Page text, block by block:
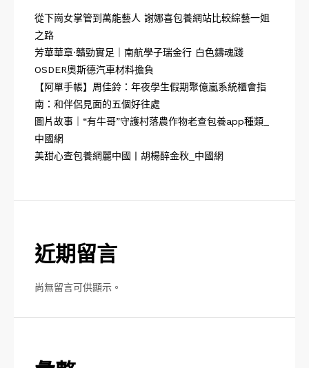
從下崗女掌管到萬能藝人 謝娜喜包養網站比較綜藝一姐
之路
芳華華章·贛勁實足｜南航學子瑞金行 白色鑄魂踐
OSDER奧斯德汽車材料擔負
【阿單手帳】周佳鈴：年夜學生假期聚億嵐系統櫃會指
南：和伴侶見面的五個好往處
圖片故事｜“有牛哥”守護村落農作物老查包養app種類_
中國網
美甜心查包養網麗中國丨胡楊醉金秋_中國網
近期留言
尚無留言可供顯示。